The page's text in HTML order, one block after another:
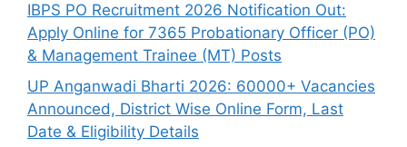
IBPS PO Recruitment 2026 Notification Out:
Apply Online for 7365 Probationary Officer (PO)
& Management Trainee (MT) Posts
UP Anganwadi Bharti 2026: 60000+ Vacancies
Announced, District Wise Online Form, Last
Date & Eligibility Details